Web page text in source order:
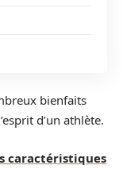
bienfaits
d’un athlète.
caractéristiques